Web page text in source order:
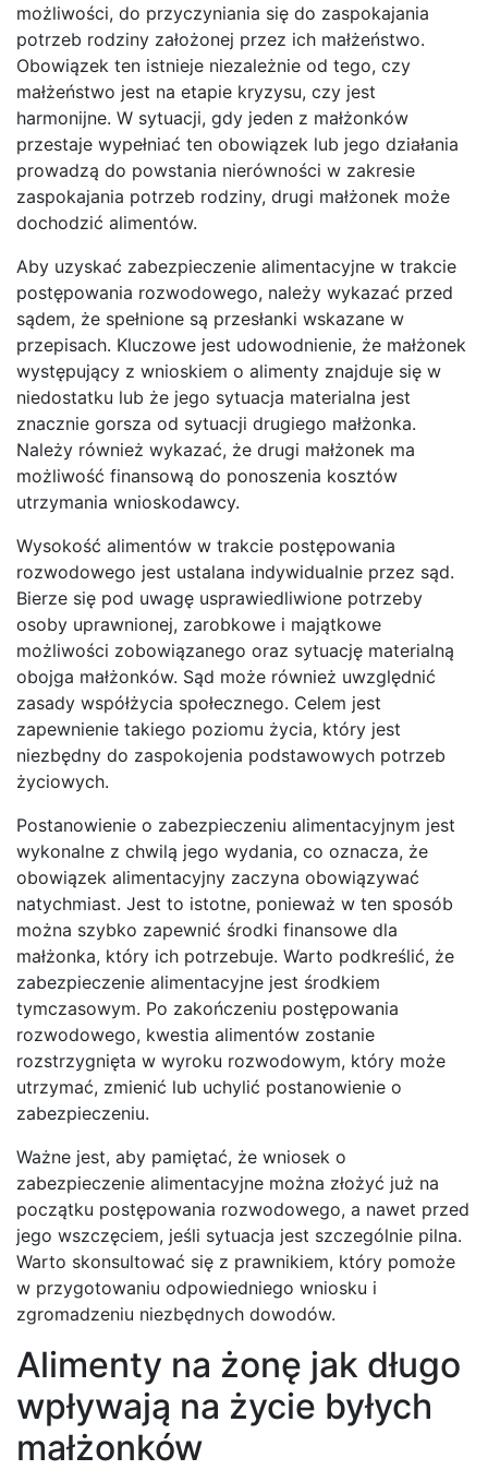
możliwości, do przyczyniania się do zaspokajania
potrzeb rodziny założonej przez ich małżeństwo.
Obowiązek ten istnieje niezależnie od tego, czy
małżeństwo jest na etapie kryzysu, czy jest
harmonijne. W sytuacji, gdy jeden z małżonków
przestaje wypełniać ten obowiązek lub jego działania
prowadzą do powstania nierówności w zakresie
zaspokajania potrzeb rodziny, drugi małżonek może
dochodzić alimentów.
Aby uzyskać zabezpieczenie alimentacyjne w trakcie
postępowania rozwodowego, należy wykazać przed
sądem, że spełnione są przesłanki wskazane w
przepisach. Kluczowe jest udowodnienie, że małżonek
występujący z wnioskiem o alimenty znajduje się w
niedostatku lub że jego sytuacja materialna jest
znacznie gorsza od sytuacji drugiego małżonka.
Należy również wykazać, że drugi małżonek ma
możliwość finansową do ponoszenia kosztów
utrzymania wnioskodawcy.
Wysokość alimentów w trakcie postępowania
rozwodowego jest ustalana indywidualnie przez sąd.
Bierze się pod uwagę usprawiedliwione potrzeby
osoby uprawnionej, zarobkowe i majątkowe
możliwości zobowiązanego oraz sytuację materialną
obojga małżonków. Sąd może również uwzględnić
zasady współżycia społecznego. Celem jest
zapewnienie takiego poziomu życia, który jest
niezbędny do zaspokojenia podstawowych potrzeb
życiowych.
Postanowienie o zabezpieczeniu alimentacyjnym jest
wykonalne z chwilą jego wydania, co oznacza, że
obowiązek alimentacyjny zaczyna obowiązywać
natychmiast. Jest to istotne, ponieważ w ten sposób
można szybko zapewnić środki finansowe dla
małżonka, który ich potrzebuje. Warto podkreślić, że
zabezpieczenie alimentacyjne jest środkiem
tymczasowym. Po zakończeniu postępowania
rozwodowego, kwestia alimentów zostanie
rozstrzygnięta w wyroku rozwodowym, który może
utrzymać, zmienić lub uchylić postanowienie o
zabezpieczeniu.
Ważne jest, aby pamiętać, że wniosek o
zabezpieczenie alimentacyjne można złożyć już na
początku postępowania rozwodowego, a nawet przed
jego wszczęciem, jeśli sytuacja jest szczególnie pilna.
Warto skonsultować się z prawnikiem, który pomoże
w przygotowaniu odpowiedniego wniosku i
zgromadzeniu niezbędnych dowodów.
Alimenty na żonę jak długo
wpływają na życie byłych
małżonków